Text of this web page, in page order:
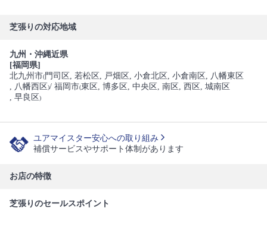
芝張りの対応地域
九州・沖縄近県
[福岡県]
北九州市(門司区 , 若松区 , 戸畑区 , 小倉北区 , 小倉南区 , 八幡東区
, 八幡西区)/ 福岡市(東区 , 博多区 , 中央区 , 南区 , 西区 , 城南区
, 早良区)
ユアマイスター安心への取り組み
補償サービスやサポート体制があります
お店の特徴
芝張りのセールスポイント